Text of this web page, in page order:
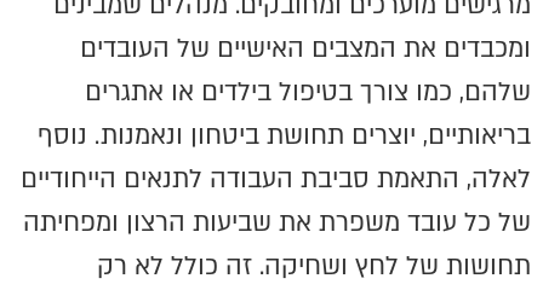
ומכבדים את המצבים האישיים של העובדים
שלהם, כמו צורך בטיפול בילדים או אתגרים
בריאותיים, יוצרים תחושת ביטחון ונאמנות. נוסף
לאלה, התאמת סביבת העבודה לתנאים הייחודיים
של כל עובד משפרת את שביעות הרצון ומפחיתה
תחושות של לחץ ושחיקה. זה כולל לא רק